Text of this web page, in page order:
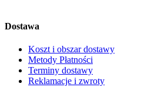
Dostawa
Koszt i obszar dostawy
Metody Płatności
Terminy dostawy
Reklamacje i zwroty